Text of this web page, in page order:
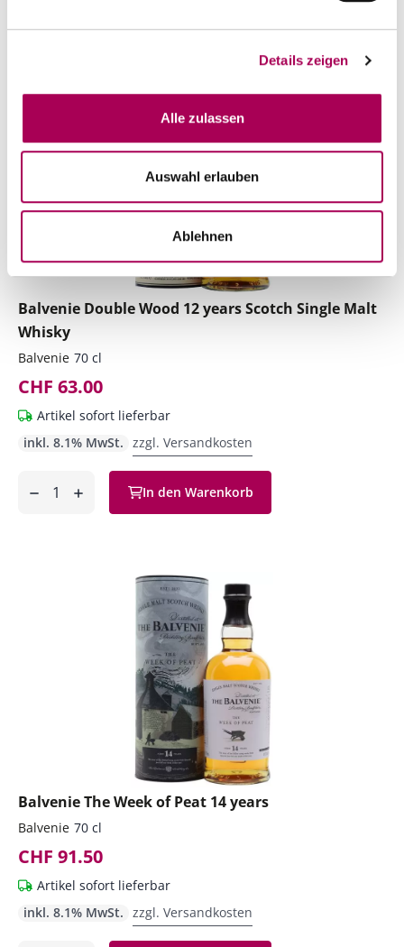
Details zeigen
Alle zulassen
Auswahl erlauben
Ablehnen
Balvenie Double Wood 12 years Scotch Single Malt
Whisky
Balvenie 70 cl
CHF 63.00
Artikel sofort lieferbar
inkl. 8.1% MwSt. zzgl. Versandkosten
In den Warenkorb
Balvenie The Week of Peat 14 years
Balvenie 70 cl
CHF 91.50
Artikel sofort lieferbar
inkl. 8.1% MwSt. zzgl. Versandkosten